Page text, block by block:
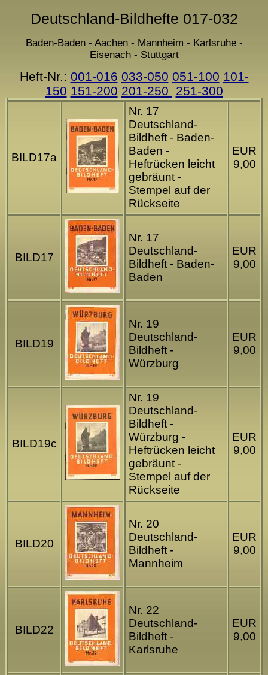
Deutschland-Bildhefte 017-032
Baden-Baden - Aachen - Mannheim - Karlsruhe -
Eisenach - Stuttgart
Heft-Nr.: 001-016 033-050 051-100 101-
150 151-200 201-250 251-300
BILD17a
Nr. 17
Deutschland-
Bildheft - Baden-
Baden -
Heftrücken leicht
gebräunt -
Stempel auf der
Rückseite
EUR
9,00
BILD17
Nr. 17
Deutschland-
Bildheft - Baden-
Baden
EUR
9,00
BILD19
Nr. 19
Deutschland-
Bildheft -
Würzburg
EUR
9,00
BILD19c
Nr. 19
Deutschland-
Bildheft -
Würzburg -
Heftrücken leicht
gebräunt -
Stempel auf der
Rückseite
EUR
9,00
BILD20
Nr. 20
Deutschland-
Bildheft -
Mannheim
EUR
9,00
BILD22
Nr. 22
Deutschland-
Bildheft -
Karlsruhe
EUR
9,00